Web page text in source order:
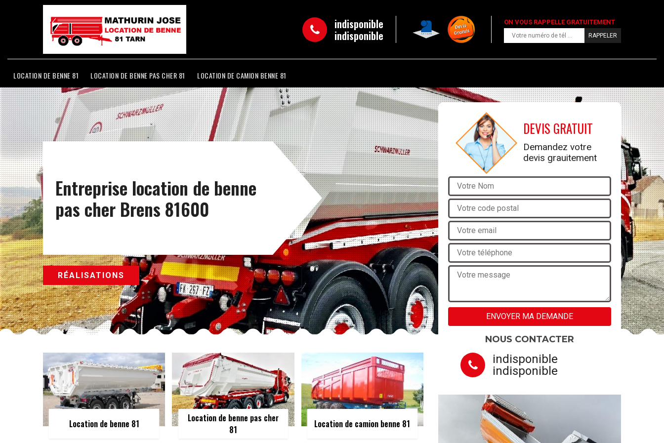
indisponible
indisponible
ON VOUS RAPPELLE GRATUITEMENT
LOCATION DE BENNE 81 LOCATION DE BENNE PAS CHER 81 LOCATION DE CAMION BENNE 81
Entreprise location de benne
pas cher Brens 81600
RÉALISATIONS
Location de benne 81
Location de benne pas cher
81
Location de camion benne 81
DEVIS GRATUIT
Demandez votre
devis grauitement
NOUS CONTACTER
indisponible
indisponible